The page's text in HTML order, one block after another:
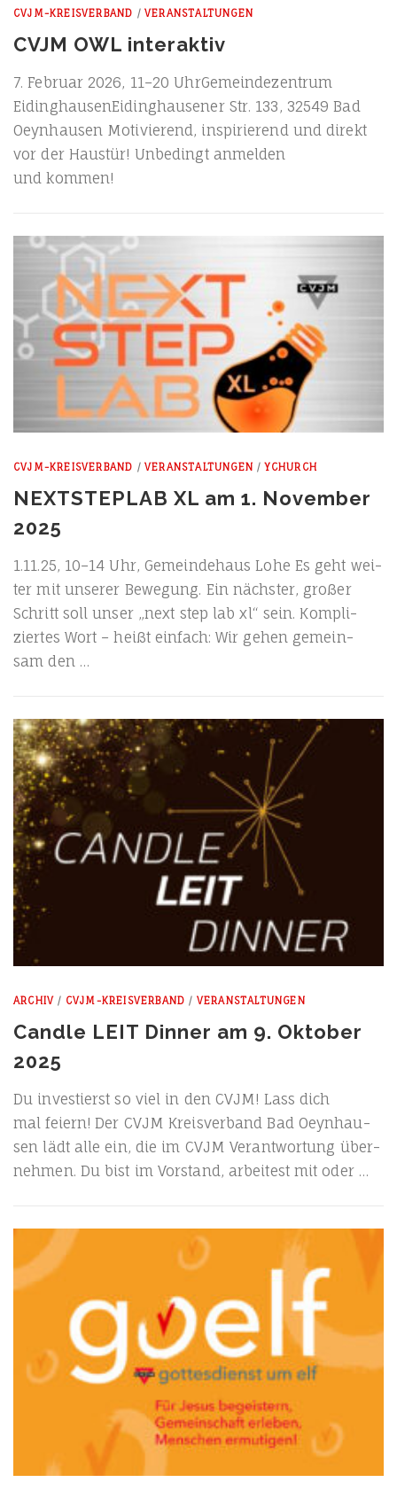
CVJM-KREISVERBAND /VERANSTALTUNGEN
CVJM OWL interaktiv
7. Febru­ar 2026, 11–20 Uhr­Ge­mein­de­zen­trum
Eiding­hau­sen­Ei­ding­hau­se­ner Str. 133, 32549 Bad
Oeyn­hau­sen Moti­vie­rend, inspi­rie­rend und direkt
vor der Haus­tür! Unbe­dingt anmel­den
und kommen!
CVJM-KREISVERBAND /VERANSTALTUNGEN /YCHURCH
NEXTSTEPLAB XL am 1. November
2025
1.11.25, 10–14 Uhr, Gemein­de­haus Lohe Es geht wei­
ter mit unse­rer Bewe­gung. Ein nächs­ter, gro­ßer
Schritt soll unser „next step lab xl“ sein. Kom­pli­
zier­tes Wort – heißt ein­fach: Wir gehen gemein­
sam den …
ARCHIV / CVJM-KREISVERBAND / VERANSTALTUNGEN
Candle LEIT Dinner am 9. Oktober
2025
Du inves­tierst so viel in den CVJM! Lass dich
mal fei­ern! Der CVJM Kreis­ver­band Bad Oeyn­hau­
sen lädt alle ein, die im CVJM Ver­ant­wor­tung über­
neh­men. Du bist im Vor­stand, arbei­test mit oder …